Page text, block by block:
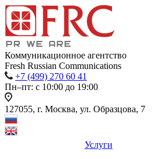
Коммуникационное агентство
Fresh Russian Communications
+7 (499) 270 60 41
Пн–пт: с 10:00 до 19:00
127055, г. Москва, ул. Образцова, 7
Услуги